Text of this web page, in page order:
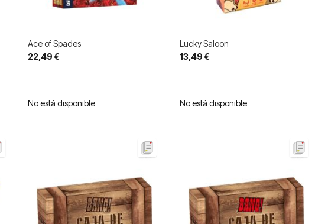
Ace of Spades
22,49 €
No está disponible
Lucky Saloon
13,49 €
No está disponible